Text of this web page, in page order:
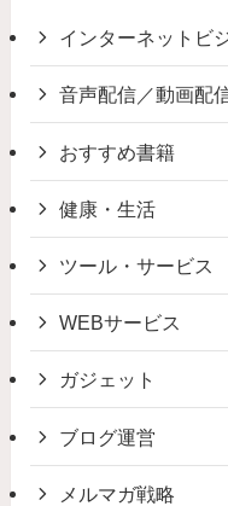
インターネットビ
音声配信／動画配
おすすめ書籍
健康・生活
ツール・サービス
WEBサービス
ガジェット
ブログ運営
メルマガ戦略